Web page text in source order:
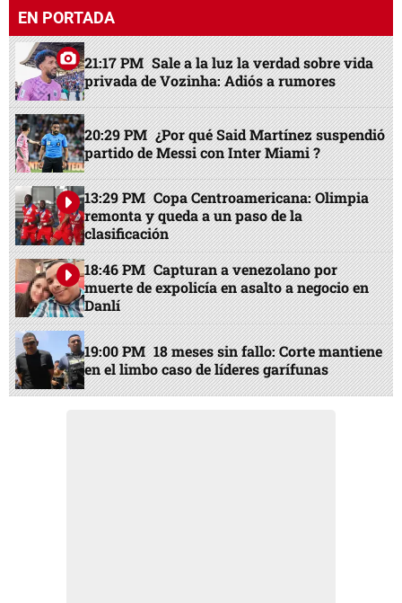
EN PORTADA
21:17 PM Sale a la luz la verdad sobre vida
privada de Vozinha: Adiós a rumores
20:29 PM ¿Por qué Said Martínez suspendió
partido de Messi con Inter Miami ?
13:29 PM Copa Centroamericana: Olimpia
remonta y queda a un paso de la
clasificación
18:46 PM Capturan a venezolano por
muerte de expolicía en asalto a negocio en
Danlí
19:00 PM 18 meses sin fallo: Corte mantiene
en el limbo caso de líderes garífunas